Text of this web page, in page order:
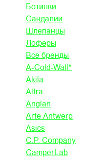
Ботинки
Сандалии
Шлепанцы
Лоферы
Все бренды
A-Cold-Wall*
Akila
Altra
Anglan
Arte Antwerp
Asics
C.P. Company
CamperLab